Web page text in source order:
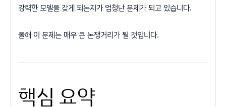
강력한 모델을 갖게 되는지가 엄청난 문제가 되고 있습니다.
올해 이 문제는 매우 큰 논쟁거리가 될 것입니다.
핵심 요약